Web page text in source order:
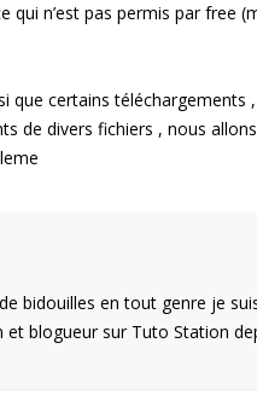
n’est pas permis par free
que certains
de divers fichiers , nous
bidouilles en tout genre je
et blogueur sur Tuto Station